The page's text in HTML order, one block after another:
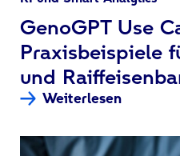
:
GenoGPT Use
Praxisbeispiele
und
Weiterlesen